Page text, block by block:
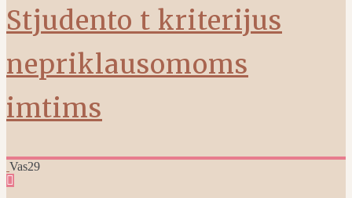
Stjudento t kriterijus
nepriklausomoms
imtims
Vas29